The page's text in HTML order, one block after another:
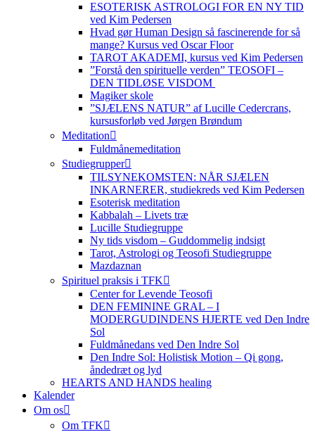
ESOTERISK ASTROLOGI FOR EN NY TID
ved Kim Pedersen
Hvad gør Human Design så fascinerende for så
mange? Kursus ved Oscar Floor
TAROT AKADEMI, kursus ved Kim Pedersen
”Forstå den spirituelle verden” TEOSOFI –
DEN TIDLØSE VISDOM
Magiker skole
”SJÆLENS NATUR” af Lucille Cedercrans,
kursusforløb ved Jørgen Brøndum
Meditation
Fuldmånemeditation
Studiegrupper
TILSYNEKOMSTEN: NÅR SJÆLEN
INKARNERER, studiekreds ved Kim Pedersen
Esoterisk meditation
Kabbalah – Livets træ
Lucille Studiegruppe
Ny tids visdom – Guddommelig indsigt
Tarot, Astrologi og Teosofi Studiegruppe
Mazdaznan
Spirituel praksis i TFK
Center for Levende Teosofi
DEN FEMININE GRAL – I
MODERGUDINDENS HJERTE ved Den Indre
Sol
Fuldmånedans ved Den Indre Sol
Den Indre Sol: Holistisk Motion – Qi gong,
åndedræt og lyd
HEARTS AND HANDS healing
Kalender
Om os
Om TFK